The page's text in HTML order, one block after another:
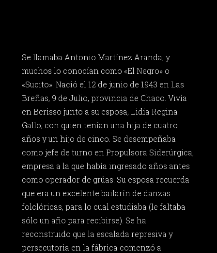
Se llamaba Antonio Martínez Aranda, y
muchos lo conocían como «El Negro» o
«Sucito». Nació el 12 de junio de 1943 en Las
Breñas, 9 de Julio, provincia de Chaco. Vivía
en Berisso junto a su esposa, Lidia Regina
Gallo, con quien tenían una hija de cuatro
años y un hijo de cinco. Se desempeñaba
como jefe de turno en Propulsora Siderúrgica,
empresa a la que había ingresado años antes
como operador de grúas. Su esposa recuerda
que era un excelente bailarín de danzas
folclóricas, para lo cual estudiaba (le faltaba
sólo un año para recibirse). Se ha
reconstruido que la escalada represiva y
persecutoria en la fábrica comenzó a